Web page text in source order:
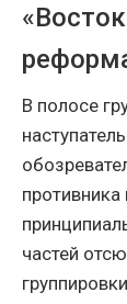
В полосе
частей